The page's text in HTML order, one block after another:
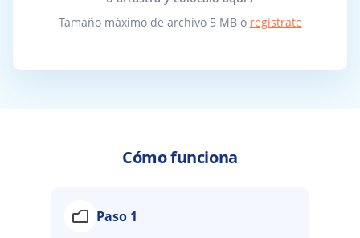
Tamaño máximo de archivo 5 MB o regístrate
Cómo funciona
Paso 1